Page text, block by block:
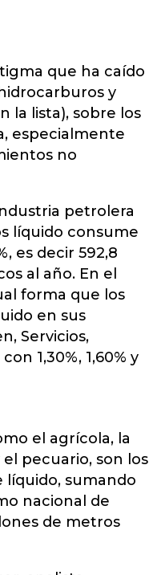
que ha caído
y
la lista), sobre los
especialmente
no
petrolera
líquido consume
es decir 592,8
al año. En el
forma que los
en sus
Servicios,
1,30%, 1,60% y
el agrícola, la
pecuario, son los
líquido, sumando
nacional de
de metros